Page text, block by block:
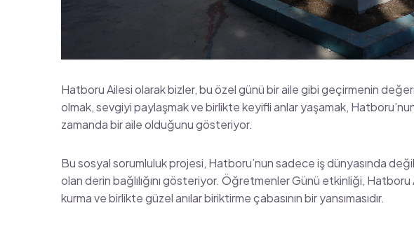
Hatboru Ailesi olarak bizler, bu özel günü bir aile gibi geçirmenin
olmak, sevgiyi paylaşmak ve birlikte keyifli anlar yaşamak,
zamanda bir aile olduğunu gösteriyor.
Bu sosyal sorumluluk projesi, Hatboru’nun sadece iş dünyasında
olan derin bağlılığını gösteriyor. Öğretmenler Günü etkinliği, Hatboru
kurma ve birlikte güzel anılar biriktirme çabasının bir yansımasıdır.